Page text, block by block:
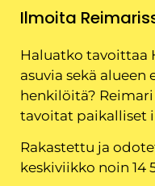
Ilmoita
Haluatko tavoittaa
asuvia sekä alueen
henkilöitä?
tavoitat paikalliset
Rakastettu ja
keskiviikko noin 14